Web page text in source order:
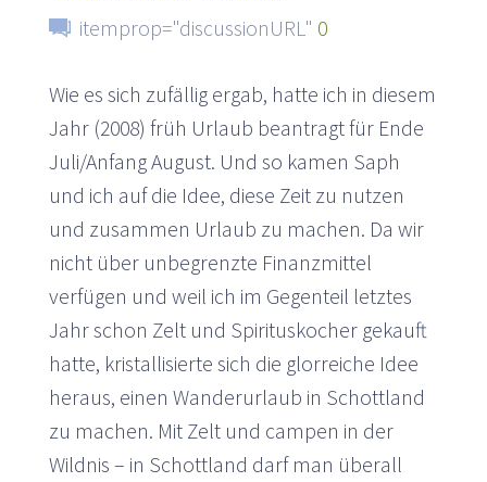
itemprop="discussionURL" 0
Wie es sich zufällig ergab, hatte ich in diesem
Jahr (2008) früh Urlaub beantragt für Ende
Juli/Anfang August. Und so kamen Saph
und ich auf die Idee, diese Zeit zu nutzen
und zusammen Urlaub zu machen. Da wir
nicht über unbegrenzte Finanzmittel
verfügen und weil ich im Gegenteil letztes
Jahr schon Zelt und Spirituskocher gekauft
hatte, kristallisierte sich die glorreiche Idee
heraus, einen Wanderurlaub in Schottland
zu machen. Mit Zelt und campen in der
Wildnis – in Schottland darf man überall